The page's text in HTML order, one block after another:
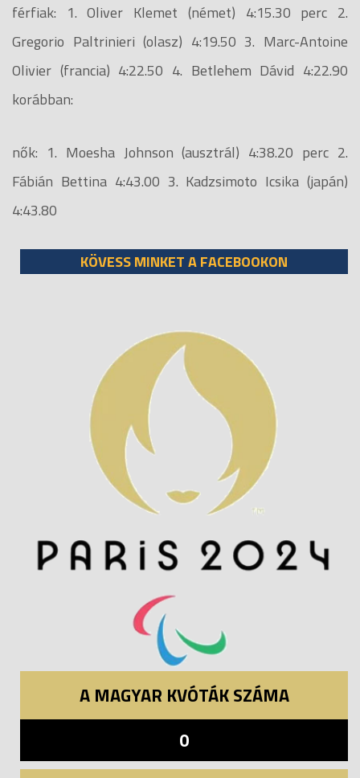
férfiak: 1. Oliver Klemet (német) 4:15.30 perc 2.
Gregorio Paltrinieri (olasz) 4:19.50 3. Marc-Antoine
Olivier (francia) 4:22.50 4. Betlehem Dávid 4:22.90
korábban:
nők: 1. Moesha Johnson (ausztrál) 4:38.20 perc 2.
Fábián Bettina 4:43.00 3. Kadzsimoto Icsika (japán)
4:43.80
KÖVESS MINKET A FACEBOOKON
A MAGYAR KVÓTÁK SZÁMA
0